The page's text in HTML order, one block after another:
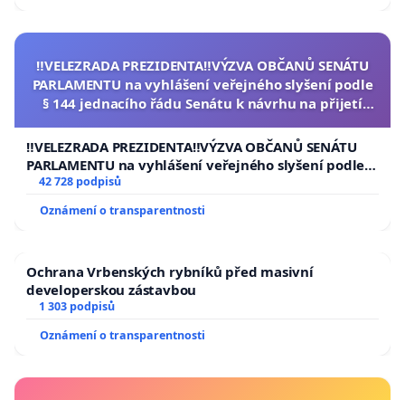
‼️VELEZRADA PREZIDENTA‼️VÝZVA OBČANŮ SENÁTU
PARLAMENTU na vyhlášení veřejného slyšení podle
§ 144 jednacího řádu Senátu k návrhu na přijetí
republiky
‼️VELEZRADA PREZIDENTA‼️VÝZVA OBČANŮ SENÁTU
PARLAMENTU na vyhlášení veřejného slyšení podle §
144 jednacího řádu Senátu k návrhu na přijetí
usnesení k podání ústavní žaloby na prezidenta
republiky
42 728 podpisů
Oznámení o transparentnosti
Ochrana Vrbenských rybníků před masivní
developerskou zástavbou
1 303 podpisů
Oznámení o transparentnosti